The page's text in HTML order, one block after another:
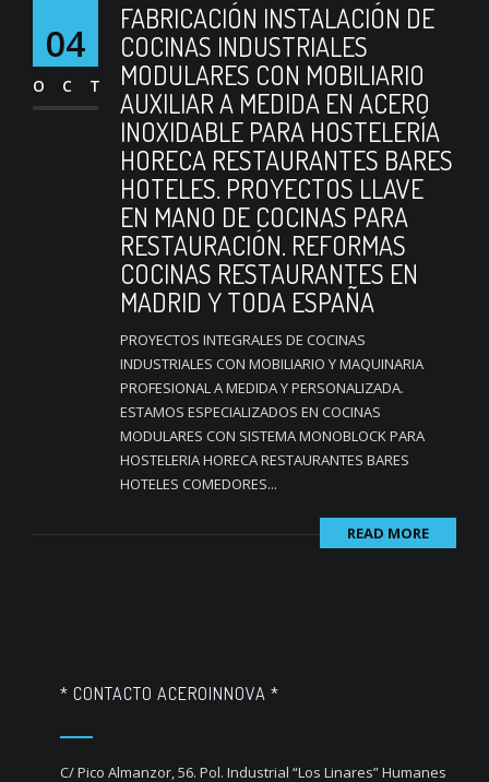
04
OCT
FABRICACIÓN INSTALACIÓN DE
COCINAS INDUSTRIALES
MODULARES CON MOBILIARIO
AUXILIAR A MEDIDA EN ACERO
INOXIDABLE PARA HOSTELERÍA
HORECA RESTAURANTES BARES
HOTELES. PROYECTOS LLAVE
EN MANO DE COCINAS PARA
RESTAURACIÓN. REFORMAS
COCINAS RESTAURANTES EN
MADRID Y TODA ESPAÑA
PROYECTOS INTEGRALES DE COCINAS
INDUSTRIALES CON MOBILIARIO Y MAQUINARIA
PROFESIONAL A MEDIDA Y PERSONALIZADA.
ESTAMOS ESPECIALIZADOS EN COCINAS
MODULARES CON SISTEMA MONOBLOCK PARA
HOSTELERIA HORECA RESTAURANTES BARES
HOTELES COMEDORES...
READ MORE
* CONTACTO ACEROINNOVA *
C/ Pico Almanzor, 56. Pol. Industrial “Los Linares” Humanes